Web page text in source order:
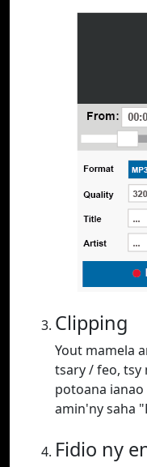
Clipping
Yout mamela
tsary / feo, tsy
potoana
amin'ny saha
Fidio ny